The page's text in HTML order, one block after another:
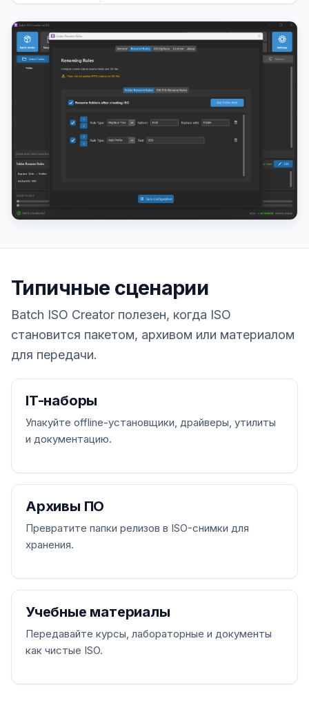
Типичные сценарии
Batch ISO Creator полезен, когда ISO
становится пакетом, архивом или материалом
для передачи.
IT-наборы
Упакуйте offline-установщики, драйверы, утилиты
и документацию.
Архивы ПО
Превратите папки релизов в ISO-снимки для
хранения.
Учебные материалы
Передавайте курсы, лабораторные и документы
как чистые ISO.